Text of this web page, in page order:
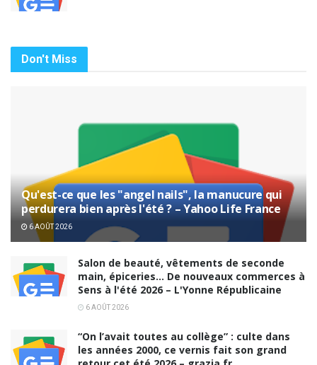
Don't Miss
Qu'est-ce que les "angel nails", la manucure qui
perdurera bien après l'été ? – Yahoo Life France
6 AOÛT 2026
Salon de beauté, vêtements de seconde
main, épiceries… De nouveaux commerces à
Sens à l'été 2026 – L'Yonne Républicaine
6 AOÛT 2026
“On l’avait toutes au collège” : culte dans
les années 2000, ce vernis fait son grand